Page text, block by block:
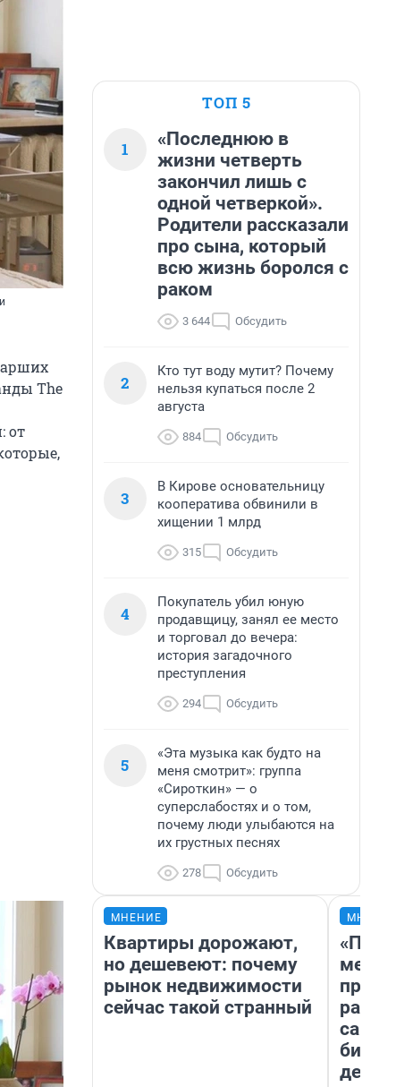
The
от
ТОП 5
1
«Последнюю в
жизни четверть
закончил лишь с
одной четверкой».
Родители рассказали
про сына, который
всю жизнь боролся с
раком
3 644 Обсудить
2
Кто тут воду мутит? Почему
нельзя купаться после 2
августа
884 Обсудить
3
В Кирове основательницу
кооператива обвинили в
хищении 1 млрд
315 Обсудить
4
Покупатель убил юную
продавщицу, занял ее место
и торговал до вечера:
история загадочного
преступления
294 Обсудить
5
«Эта музыка как будто на
меня смотрит»: группа
«Сироткин» — о
суперслабостях и о том,
почему люди улыбаются на
их грустных песнях
278 Обсудить
МНЕНИЕ
Квартиры дорожают,
но дешевеют: почему
рынок недвижимости
сейчас такой странный